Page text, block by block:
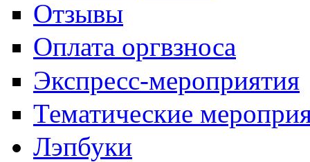
Отзывы
Оплата оргвзноса
Экспресс-мероприятия
Тематические
Лэпбуки